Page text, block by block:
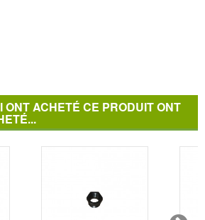
ONT ACHETÉ CE PRODUIT ONT